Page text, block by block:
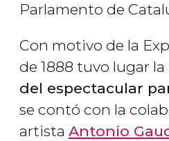
Parlamento de
Con motivo de la
de 1888 tuvo lugar la
del espectacular
se contó con la
artista Antonio